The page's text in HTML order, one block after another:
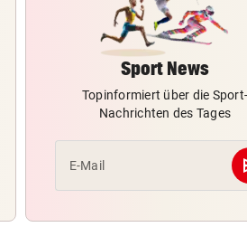
Sport News
Topinformiert über die Sport-
Nachrichten des Tages
E-Mail